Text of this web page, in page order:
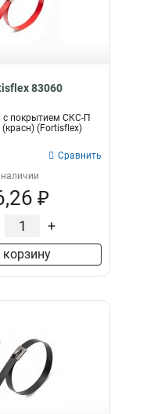
83060
с покрытием СКС-П
(Fortisflex)
Сравнить
наличии
₽
+
корзину